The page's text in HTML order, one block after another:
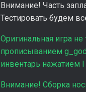
Внимание! Часть
Тестировать будем
Оригинальная игра
прописыванием
инвентарь нажатием
Внимание! Сборка